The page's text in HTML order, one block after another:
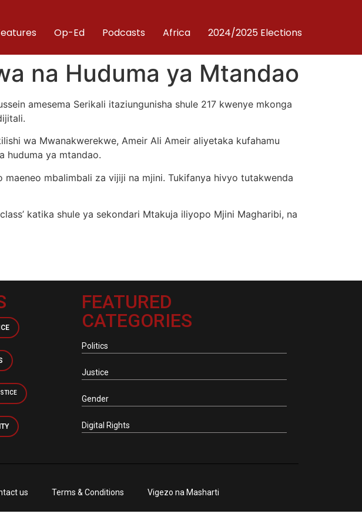
Op-Ed Podcasts Africa 2024/2025 Elections
na Huduma ya Mtandao
amesema Serikali itaziungunisha shule 217 kwenye mkonga
wa Mwanakwerekwe, Ameir Ali Ameir aliyetaka kufahamu
huduma ya mtandao.
mbalimbali za vijiji na mjini. Tukifanya hivyo tutakwenda
katika shule ya sekondari Mtakuja iliyopo Mjini Magharibi, na
FEATURED
CATEGORIES
Politics
Justice
Gender
Digital Rights
us Terms & Conditions Vigezo na Masharti